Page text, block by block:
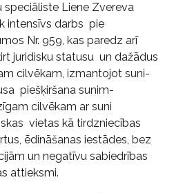
Liene Zvereva
intensīvs darbs pie
Nr. 959, kas paredz arī
juridisku statusu un dažādus
cilvēkam, izmantojot suni-
piešķiršana sunim-
cilvēkam ar suni
vietas kā tirdzniecības
ēdināšanas iestādes, bez
un negatīvu sabiedrības
attieksmi.